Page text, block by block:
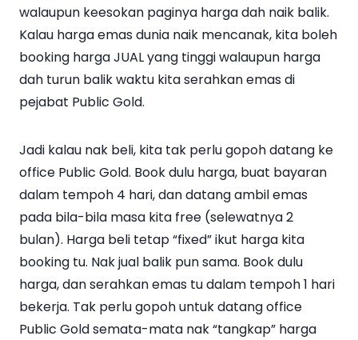
walaupun keesokan paginya harga dah naik balik.
Kalau harga emas dunia naik mencanak, kita boleh
booking harga JUAL yang tinggi walaupun harga
dah turun balik waktu kita serahkan emas di
pejabat Public Gold.
Jadi kalau nak beli, kita tak perlu gopoh datang ke
office Public Gold. Book dulu harga, buat bayaran
dalam tempoh 4 hari, dan datang ambil emas
pada bila-bila masa kita free (selewatnya 2
bulan). Harga beli tetap “fixed” ikut harga kita
booking tu. Nak jual balik pun sama. Book dulu
harga, dan serahkan emas tu dalam tempoh 1 hari
bekerja. Tak perlu gopoh untuk datang office
Public Gold semata-mata nak “tangkap” harga